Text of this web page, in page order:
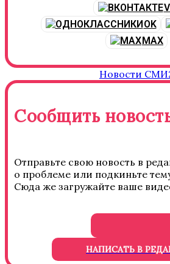
OK
MAX
Новости
Сообщить
Отправьте свою новость в
о проблеме или подкиньте
Сюда же загружайте ваше
НАПИСАТЬ В